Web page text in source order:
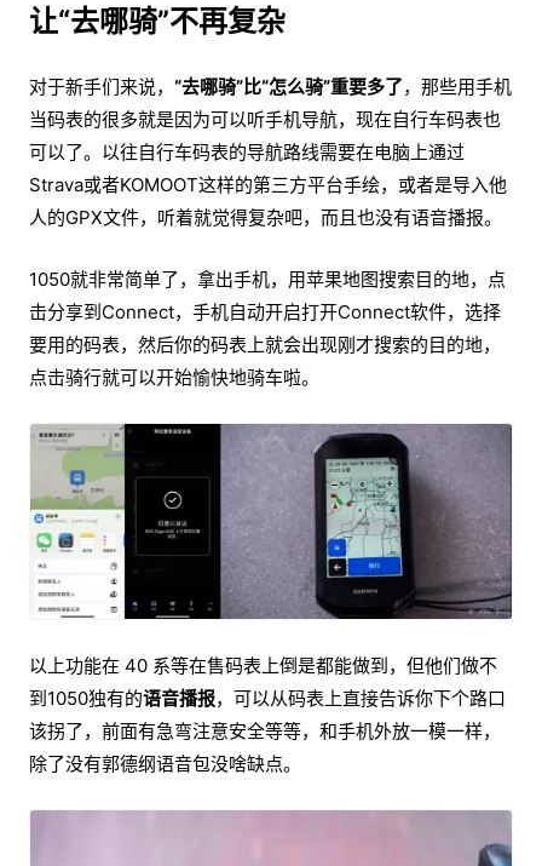
让“去哪骑”不再复杂
对于新手们来说， “去哪骑”比“怎么骑”重要多了，那些用手机
当码表的很多就是因为可以听手机导航，现在自行车码表也
可以了。以往自行车码表的导航路线需要在电脑上通过
Strava或者KOMOOT这样的第三方平台手绘，或者是导入他
人的GPX文件，听着就觉得复杂吧，而且也没有语音播报。
1050就非常简单了，拿出手机，用苹果地图搜索目的地，点
击分享到Connect，手机自动开启打开Connect软件，选择
要用的码表，然后你的码表上就会出现刚才搜索的目的地，
点击骑行就可以开始愉快地骑车啦。
以上功能在 40 系等在售码表上倒是都能做到，但他们做不
到1050独有的语音播报，可以从码表上直接告诉你下个路口
该拐了，前面有急弯注意安全等等，和手机外放一模一样，
除了没有郭德纲语音包没啥缺点。